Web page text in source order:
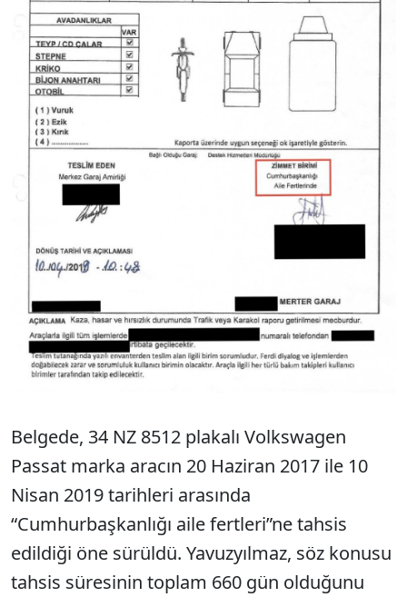
Belgede, 34 NZ 8512 plakalı Volkswagen
Passat marka aracın 20 Haziran 2017 ile 10
Nisan 2019 tarihleri arasında
“Cumhurbaşkanlığı aile fertleri”ne tahsis
edildiği öne sürüldü. Yavuzyılmaz, söz konusu
tahsis süresinin toplam 660 gün olduğunu